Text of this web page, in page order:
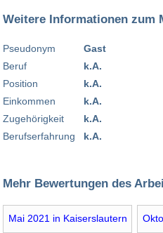
Weitere Informationen zum
Pseudonym
Beruf
Position
Einkommen
Zugehörigkeit
Berufserfahrung
Gast
k.A.
k.A.
k.A.
k.A.
k.A.
Mehr Bewertungen des
Mai 2021 in Kaiserslautern